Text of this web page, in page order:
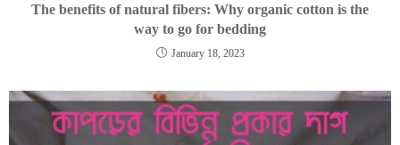
The benefits of natural fibers: Why organic cotton is the
way to go for bedding
January 18, 2023